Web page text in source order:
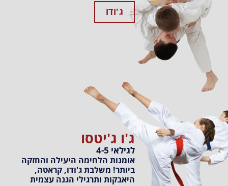
ג'ודו
ג'ו ג'יטסו
לגילאי 4-5
אומנות הלחימה היעילה והחזקה
ביותר! משלבת ג'ודו, קראטה,
היאבקות ותרגילי הגנה עצמית